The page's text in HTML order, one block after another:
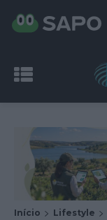
Início Lifestyle